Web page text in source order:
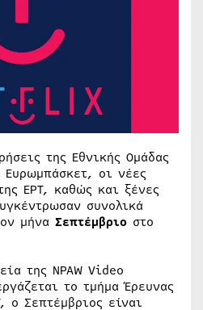
της Εθνικής Ομάδας
Ευρωμπάσκετ, οι νέες
ΕΡΤ, καθώς και ξένες
συνολικά
μήνα Σεπτέμβριο στο
της NPAW Video
το τμήμα Έρευνας
ο Σεπτέμβριος είναι